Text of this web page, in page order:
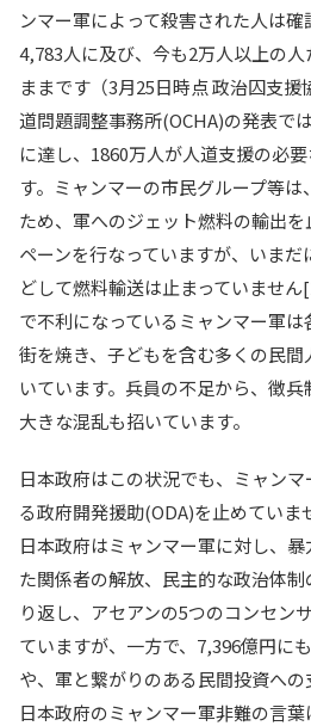
ンマー軍によって殺害された人は
4,783人に及び、今も2万人以上の
ままです（3月25日時点 政治囚支
道問題調整事務所(OCHA)の発表で
に達し、1860万人が人道支援の必
す。ミャンマーの市民グループ等
ため、軍へのジェット燃料の輸出
ペーンを行なっていますが、いま
どして燃料輸送は止まっていませ
で不利になっているミャンマー軍
街を焼き、子どもを含む多くの民
いています。兵員の不足から、徴
大きな混乱も招いています。
日本政府はこの状況でも、ミャン
る政府開発援助(ODA)を止めていま
日本政府はミャンマー軍に対し、
た関係者の解放、民主的な政治体
り返し、アセアンの5つのコンセン
ていますが、一方で、7,396億円に
や、軍と繋がりのある民間投資への
日本政府のミャンマー軍非難の言